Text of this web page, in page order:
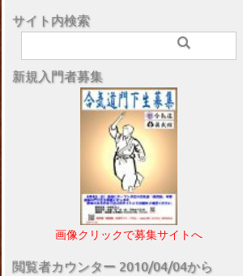
サイト内検索
新規入門者募集
画像クリックで募集サイトへ
閲覧者カウンター 2010/04/04から